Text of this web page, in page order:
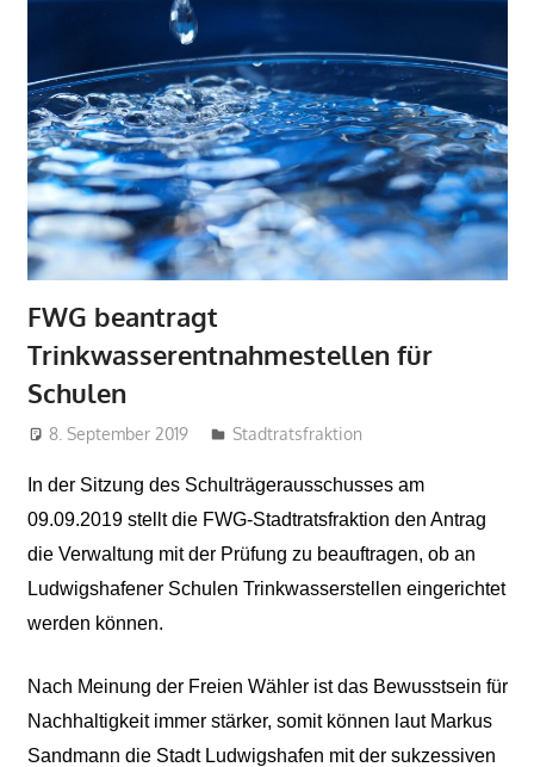
FWG beantragt
Trinkwasserentnahmestellen für
Schulen
8. September 2019 admin
Stadtratsfraktion
In der Sitzung des Schulträgerausschusses am
09.09.2019 stellt die FWG-Stadtratsfraktion den Antrag
die Verwaltung mit der Prüfung zu beauftragen, ob an
Ludwigshafener Schulen Trinkwasserstellen eingerichtet
werden können.
Nach Meinung der Freien Wähler ist das Bewusstsein für
Nachhaltigkeit immer stärker, somit können laut Markus
Sandmann die Stadt Ludwigshafen mit der sukzessiven